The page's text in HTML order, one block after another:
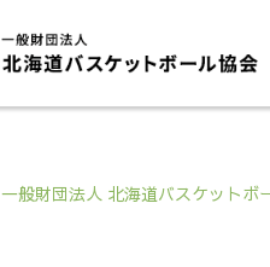
一般財団法人 北海道バスケットボ